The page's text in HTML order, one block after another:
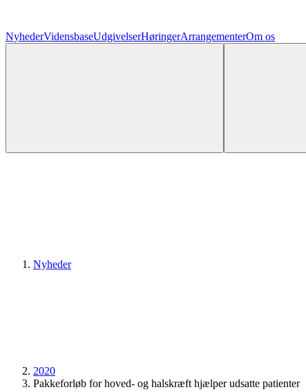
NyhederVidensbaseUdgivelserHøringerArrangementerOm os
Nyheder
2020
Pakkeforløb for hoved- og halskræft hjælper udsatte patienter